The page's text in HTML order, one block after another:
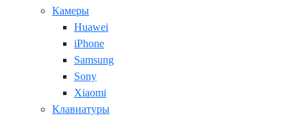
Камеры
Huawei
iPhone
Samsung
Sony
Xiaomi
Клавиатуры